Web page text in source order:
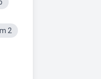
2